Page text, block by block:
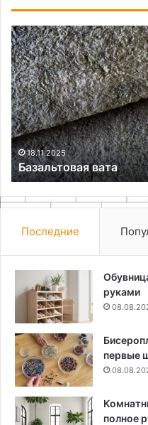
Базальтовая
вата
18.11.2025
Базальтовая вата
Последние
руками
первые
полное